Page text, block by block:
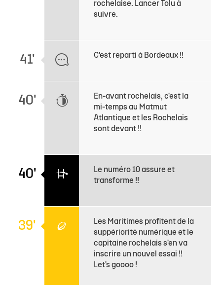
rochelaise. Lancer Tolu à
suivre.
41' C'est reparti à Bordeaux !!
40'
En-avant rochelais, c'est la
mi-temps au Matmut
Atlantique et les Rochelais
sont devant !!
40'
Le numéro 10 assure et
transforme !!
39'
Les Maritimes profitent de la
suppériorité numérique et le
capitaine rochelais s'en va
inscrire un nouvel essai !!
Let's goooo !